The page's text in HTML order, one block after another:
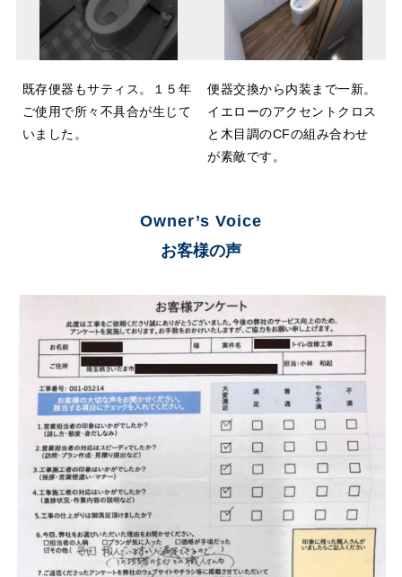
既存便器もサティス。１５年
ご使用で所々不具合が生じて
いました。
便器交換から内装まで一新。
イエローのアクセントクロス
と木目調のCFの組み合わせ
が素敵です。
Owner’s Voice
お客様の声